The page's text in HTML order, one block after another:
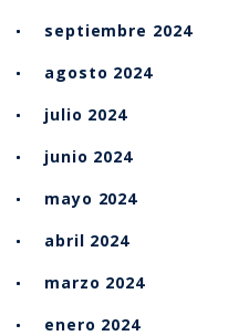
septiembre 2024
agosto 2024
julio 2024
junio 2024
mayo 2024
abril 2024
marzo 2024
enero 2024